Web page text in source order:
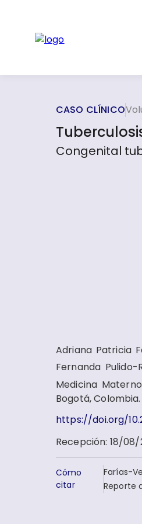
CASO CLÍNICO
Congenital
Adriana Patricia
Fernanda Pulido-
Medicina
Bogotá, Colombia.
https://doi.org/
Recepción: 18/08/
Cómo
citar
Farías-
Reporte